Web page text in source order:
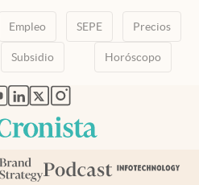
Empleo SEPE Precios
Subsidio Horóscopo
en nueva pestaña
abre en nueva pestaña
abre en nueva pestaña
abre en nueva pestaña
abre en nueva pestaña